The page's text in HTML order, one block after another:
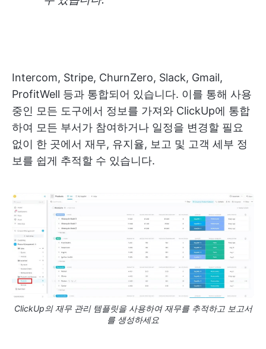
Intercom, Stripe, ChurnZero, Slack, Gmail,
ProfitWell 등과 통합되어 있습니다. 이를 통해 사용
중인 모든 도구에서 정보를 가져와 ClickUp에 통합
하여 모든 부서가 참여하거나 일정을 변경할 필요
없이 한 곳에서 재무, 유지율, 보고 및 고객 세부 정
보를 쉽게 추적할 수 있습니다.
ClickUp의 재무 관리 템플릿을 사용하여 재무를 추적하고 보고서
를 생성하세요